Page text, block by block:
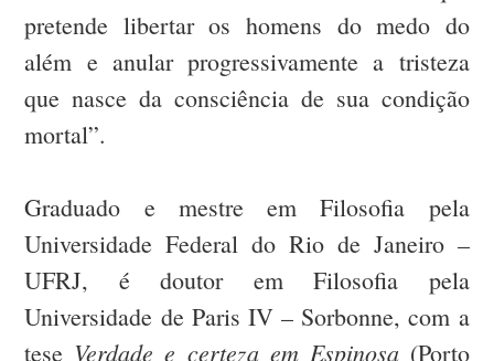
pretende libertar os homens do medo do
além e anular progressivamente a tristeza
que nasce da consciência de sua condição
mortal”.
Graduado e mestre em Filosofia pela
Universidade Federal do Rio de Janeiro –
UFRJ, é doutor em Filosofia pela
Universidade de Paris IV – Sorbonne, com a
tese Verdade e certeza em Espinosa(Porto